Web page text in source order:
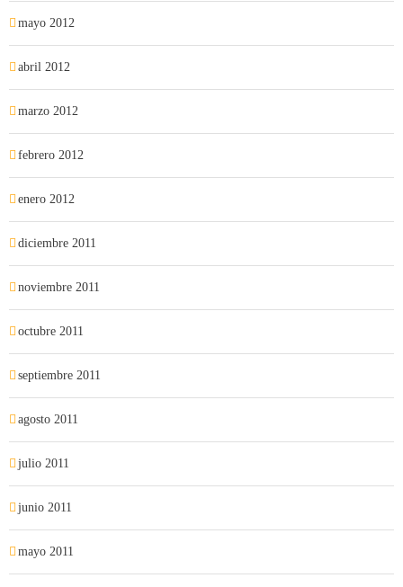
mayo 2012
abril 2012
marzo 2012
febrero 2012
enero 2012
diciembre 2011
noviembre 2011
octubre 2011
septiembre 2011
agosto 2011
julio 2011
junio 2011
mayo 2011